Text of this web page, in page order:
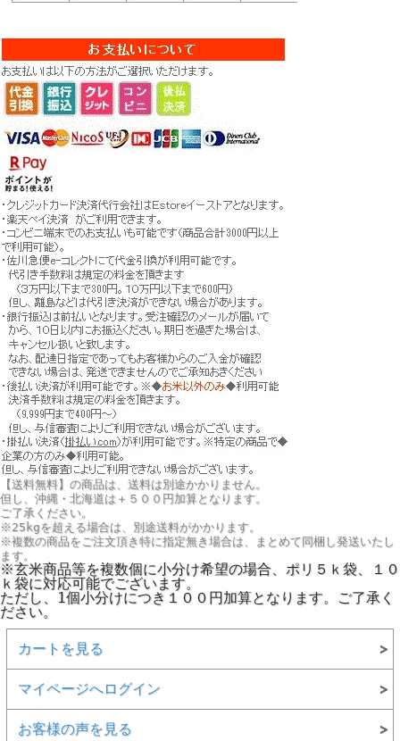
【送料無料】の商品は、送料は別途かかりません。
但し、 沖縄・北海道は＋５００円 加算となります。
ご了承ください。
※25kgを超える場合は、別途送料がかかります。
※複数の商品をご注文頂き特に指定無き場合は、まとめて同梱し発送いたし
ます。
※玄米商品等を複数個に小分け希望の場合、ポリ５ｋ袋、１０
ｋ袋に対応可能でございます。
ただし、1個小分けにつき１００円加算となります。ご了承く
ださい。
カートを見る
マイページへログイン
お客様の声を見る